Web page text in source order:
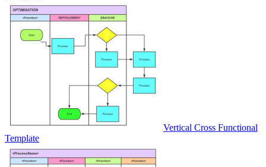
Vertical Cross Functional
Template